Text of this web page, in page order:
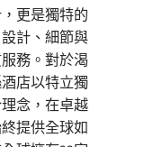
更是獨特的
計、細節與
務。對於渴
店以特立獨
念，在卓越
提供全球如